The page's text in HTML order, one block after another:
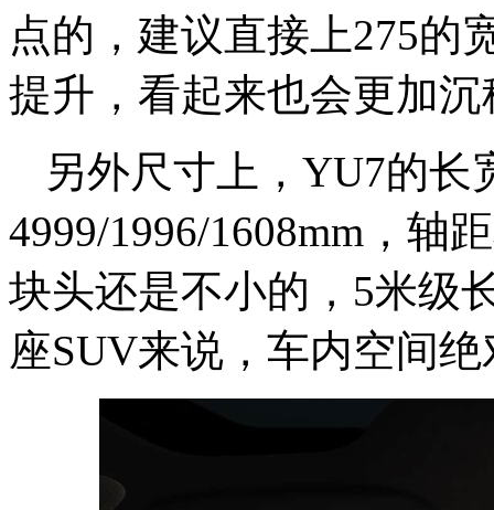
点的，建议直接上275的
提升，看起来也会更加沉
另外尺寸上，YU7的长
4999/1996/1608mm，轴
块头还是不小的，5米级
座SUV来说，车内空间